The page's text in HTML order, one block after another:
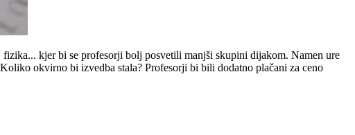
kjer bi se profesorji bolj posvetili manjši skupini dijakom. Namen ure
okvirno bi izvedba stala? Profesorji bi bili dodatno plačani za ceno